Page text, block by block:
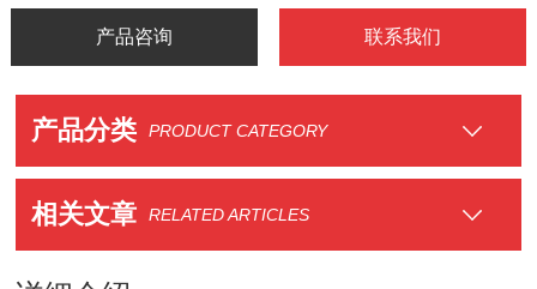
产品咨询 联系我们
产品分类 PRODUCT CATEGORY
相关文章 RELATED ARTICLES